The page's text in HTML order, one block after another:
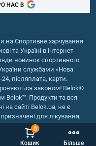
Кошик
0
Більше
НАС В
на Спортивне харчування
та Україні в інтернет-
новинок спортивного
службами «Нова
післяплата, карти.
законом! Belok®
Belok™. Продукти та вся
на сайті Belok.ua, не є
для лікування,
хворобам.
магазин спортивного